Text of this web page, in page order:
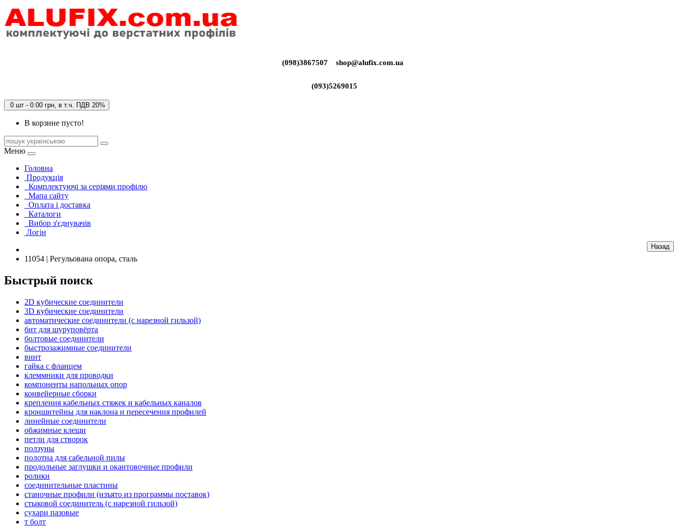
(098)3867507 shop@alufix.com.ua
(093)5269015
0 шт - 0.00 грн, в т.ч. ПДВ 20%
В корзине пусто!
Меню
Головна
Продукція
Комплектуючі за серіями профілю
Мапа сайту
Оплата і доставка
Каталоги
Вибор з'єднувачів
Логін
11054 | Регульована опора, сталь
Быстрый поиск
2D кубические соединители
3D кубические соединители
автоматические соединители (с нарезной гильзой)
бит для шуруповёрта
болтовые соединители
быстрозажимные соединители
винт
гайка с фланцем
клеммники для проводки
компоненты напольных опор
конвейерные сборки
крепления кабельных стяжек и кабельных каналов
кроншнтейны для наклона и пересечения профилей
линейные соединители
обжимные клещи
петли для створок
ползуны
полотна для сабельной пилы
продольные заглушки и окантовочные профили
ролики
соединительные пластины
станочные профили (изъято из программы поставок)
стыковой соединитель (с нарезной гильзой)
сухари пазовые
т болт